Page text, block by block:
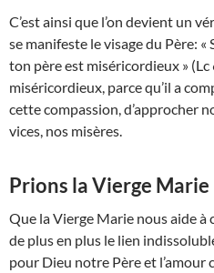
C’est ainsi que l’on devient un
se manifeste le visage du Père:
ton père est miséricordieux »
miséricordieux, parce qu’il a
cette compassion, d’approcher
vices, nos misères.
Prions la Vierge Marie
Que la Vierge Marie nous aide
de plus en plus le lien
pour Dieu notre Père et